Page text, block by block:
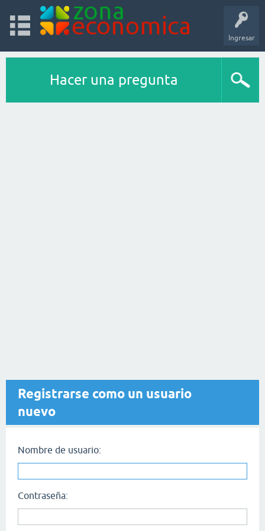
Ingresar
Hacer una pregunta
Registrarse como un usuario
nuevo
Nombre de usuario:
Contraseña: